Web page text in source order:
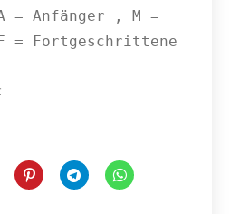
= Anfänger , M =
Fortgeschrittene